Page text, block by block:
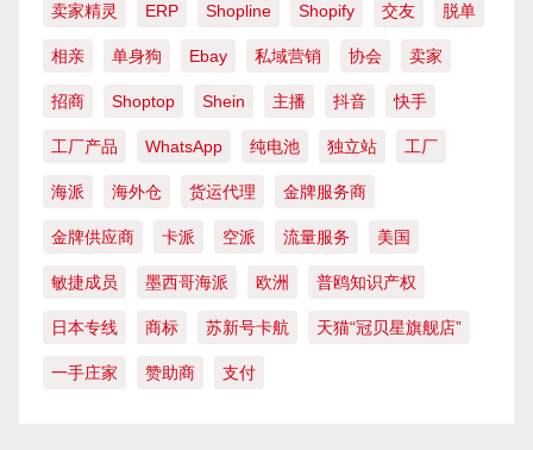
卖家精灵 ERP Shopline Shopify 交友 脱单
相亲 单身狗 Ebay 私域营销 协会 卖家
招商 Shoptop Shein 主播 抖音 快手
工厂产品 WhatsApp 纯电池 独立站 工厂
海派 海外仓 货运代理 金牌服务商
金牌供应商 卡派 空派 流量服务 美国
敏捷成员 墨西哥海派 欧洲 普鸥知识产权
日本专线 商标 苏新号卡航 天猫“冠贝星旗舰店”
一手庄家 赞助商 支付